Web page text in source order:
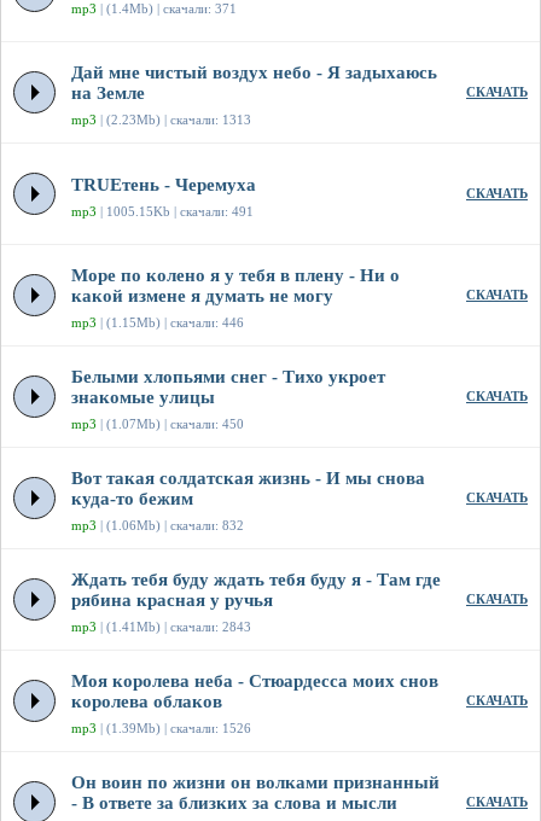
mp3 | (1.4Mb) | скачали: 371
Дай мне чистый воздух небо - Я задыхаюсь
на Земле
mp3 | (2.23Mb) | скачали: 1313
СКАЧАТЬ
TRUEтень - Черемуха
mp3 | 1005.15Kb | скачали: 491
СКАЧАТЬ
Море по колено я у тебя в плену - Ни о
какой измене я думать не могу
mp3 | (1.15Mb) | скачали: 446
СКАЧАТЬ
Белыми хлопьями снег - Тихо укроет
знакомые улицы
mp3 | (1.07Mb) | скачали: 450
СКАЧАТЬ
Вот такая солдатская жизнь - И мы снова
куда-то бежим
mp3 | (1.06Mb) | скачали: 832
СКАЧАТЬ
Ждать тебя буду ждать тебя буду я - Там где
рябина красная у ручья
mp3 | (1.41Mb) | скачали: 2843
СКАЧАТЬ
Моя королева неба - Стюардесса моих снов
королева облаков
mp3 | (1.39Mb) | скачали: 1526
СКАЧАТЬ
Он воин по жизни он волками признанный
- В ответе за близких за слова и мысли
СКАЧАТЬ